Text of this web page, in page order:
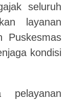
seluruh
layanan
Puskesmas
kondisi
pelayanan